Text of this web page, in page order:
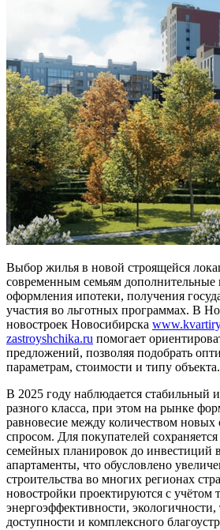
Выбор жилья в новой строящейся
современным семьям дополнительные
оформления ипотеки, получения
участия во льготных программах. В
новостроек Новосибирска
zastroyshchika.ru помогает
предложений, позволяя подобрать
параметрам, стоимости и типу объекта.
В 2025 году наблюдается стабильный
разного класса, при этом на рынке
равновесие между количеством новых
спросом. Для покупателей
семейных планировок до инвестиций
апартаменты, что обусловлено
строительства во многих регионах
новостройки проектируются с учётом
энергоэффективности, экологичности,
доступности и комплексного